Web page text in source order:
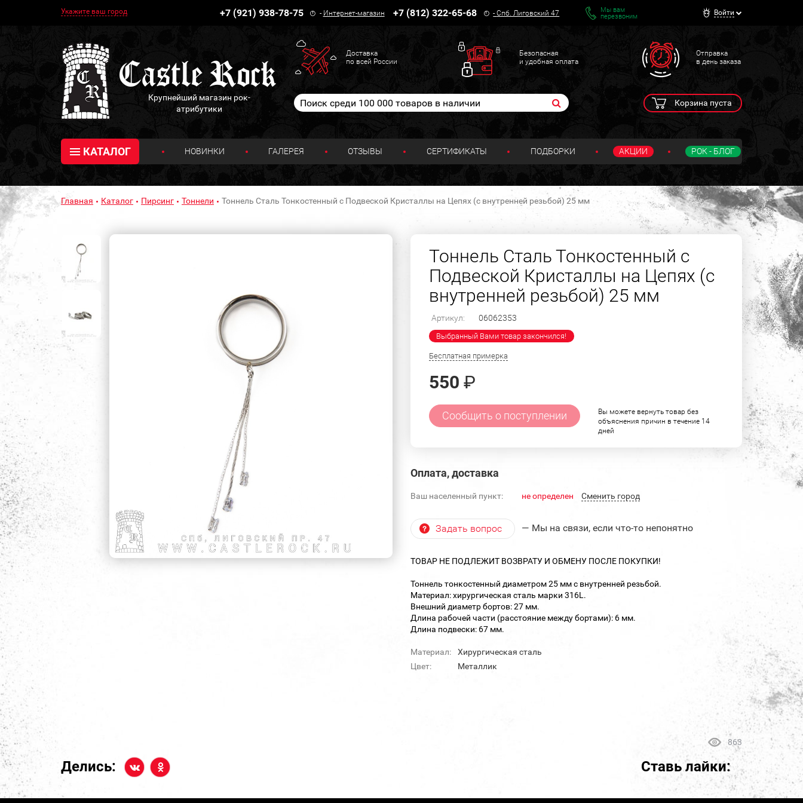
Укажите ваш город +7 (921) 938-78-75 - Интернет-магазин +7 (812) 322-65-68 -Спб. Лиговский 47
Мы вам
перезвоним
Войти
Крупнейший магазин рок-
атрибутики
Доставка
по всей России
Безопасная
и удобная оплата
Отправка
в день заказа
Корзина пуста
КАТАЛОГ НОВИНКИ ГАЛЕРЕЯ ОТЗЫВЫ СЕРТИФИКАТЫ ПОДБОРКИ АКЦИИ РОК - БЛОГ
Главная Каталог Пирсинг Тоннели Тоннель Сталь Тонкостенный с Подвеской Кристаллы на Цепях (с внутренней резьбой) 25 мм
Тоннель Сталь Тонкостенный с
Подвеской Кристаллы на Цепях (с
внутренней резьбой) 25 мм
Артикул: 06062353
Выбранный Вами товар закончился!
Бесплатная примерка
550 ₽
Сообщить о поступлении
Вы можете вернуть товар без
объяснения причин в течение 14
дней
Оплата, доставка
Ваш населенный пункт: не определен Cменить город
Задать вопрос — Мы на связи, если что-то непонятно
ТОВАР НЕ ПОДЛЕЖИТ ВОЗВРАТУ И ОБМЕНУ ПОСЛЕ ПОКУПКИ!
Тоннель тонкостенный диаметром 25 мм с внутренней резьбой.
Материал: хирургическая сталь марки 316L.
Внешний диаметр бортов: 27 мм.
Длина рабочей части (расстояние между бортами): 6 мм.
Длина подвески: 67 мм.
Материал:
Хирургическая сталь
Цвет:
Металлик
863
Делись: Ставь лайки: